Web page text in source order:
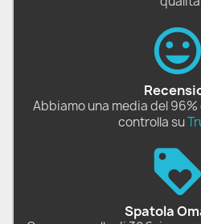
Abbiamo una media del
controlla su
Spatola